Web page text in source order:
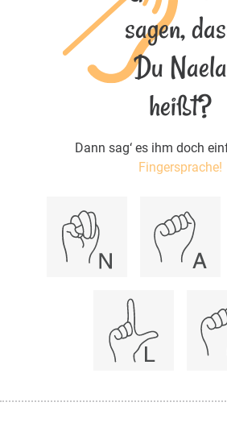
sagen,
Du Naela
heißt?
Dann sag‘ es ihm doch
Fingersprache!